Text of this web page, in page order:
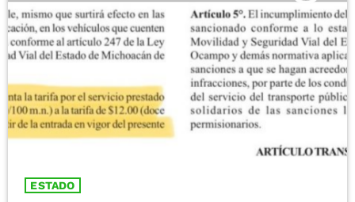
ESTADO